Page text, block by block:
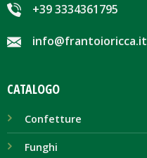
+39 3334361795
info@frantoioricca.it
CATALOGO
Confetture
Funghi